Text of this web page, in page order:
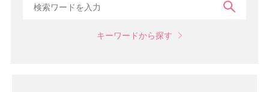
キーワードから探す